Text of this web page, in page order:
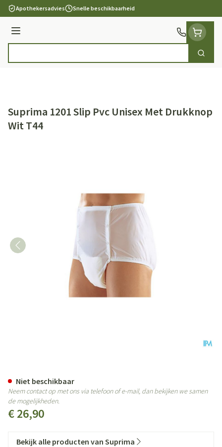
Ga naar de inhoud
Apothekersadvies Snelle beschikbaarheid
Menu
Zoek
Suprima 1201 Slip Pvc Unisex Met Drukknop
Wit T44
€ 26,90
Niet beschikbaar
Neem contact op met ons via telefoon of e-mail, dan bekijken we samen
de mogelijkheden.
Bekijk alle producten van Suprima